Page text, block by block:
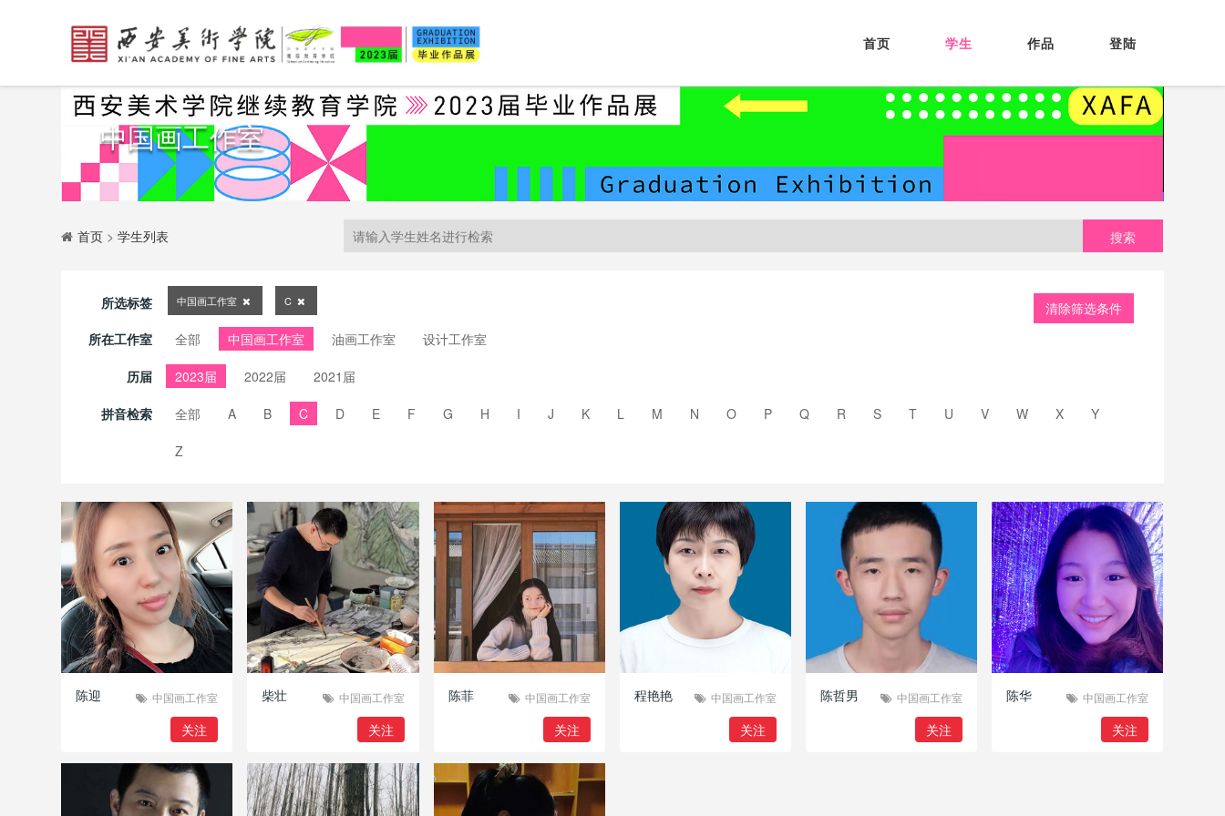
首页 学生 作品 登陆
中国画工作室
首页 >学生列表 搜索
清除筛选条件
所选标签 中国画工作室 C
所在工作室 全部 中国画工作室 油画工作室 设计工作室
历届 2023届 2022届 2021届
拼音检索 全部 A B C D E F G H I J K L M N O P Q R S T U V W X Y
Z
陈迎 中国画工作室
关注
柴壮 中国画工作室
关注
陈菲 中国画工作室
关注
程艳艳 中国画工作室
关注
陈哲男 中国画工作室
关注
陈华 中国画工作室
关注